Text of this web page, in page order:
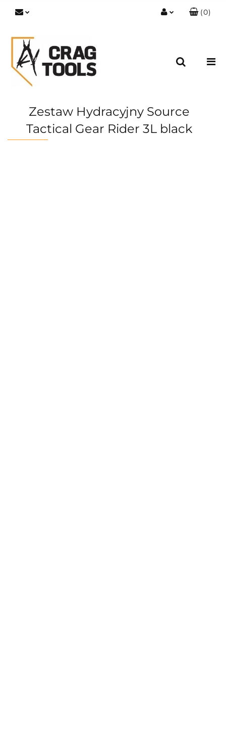
(0)
Zestaw Hydracyjny Source
Tactical Gear Rider 3L black